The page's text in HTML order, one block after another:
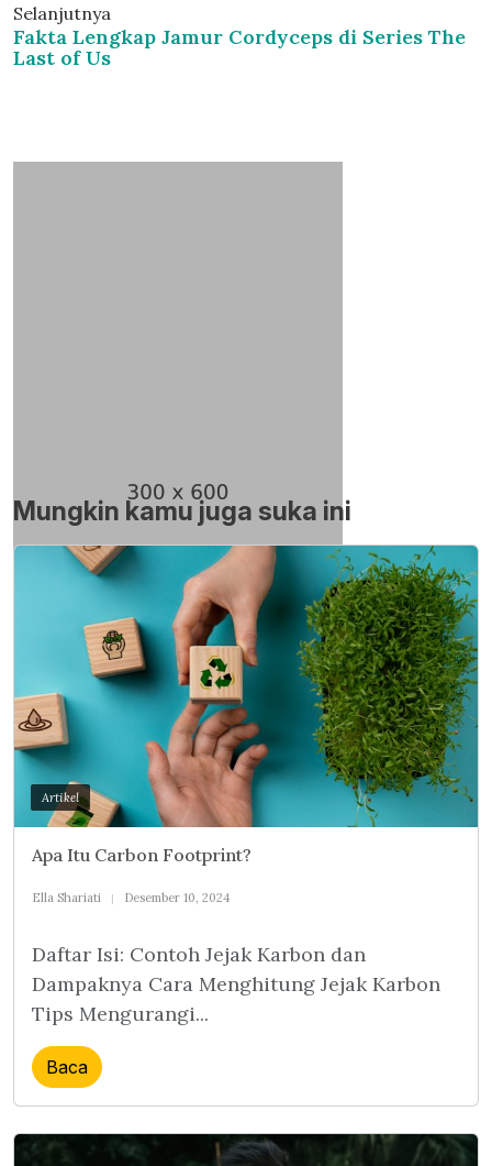
Selanjutnya
Fakta Lengkap Jamur Cordyceps di Series The
Last of Us
Mungkin kamu juga suka ini
Artikel
Apa Itu Carbon Footprint?
Ella Shariati Desember 10, 2024
Daftar Isi: Contoh Jejak Karbon dan
Dampaknya Cara Menghitung Jejak Karbon
Tips Mengurangi...
Baca